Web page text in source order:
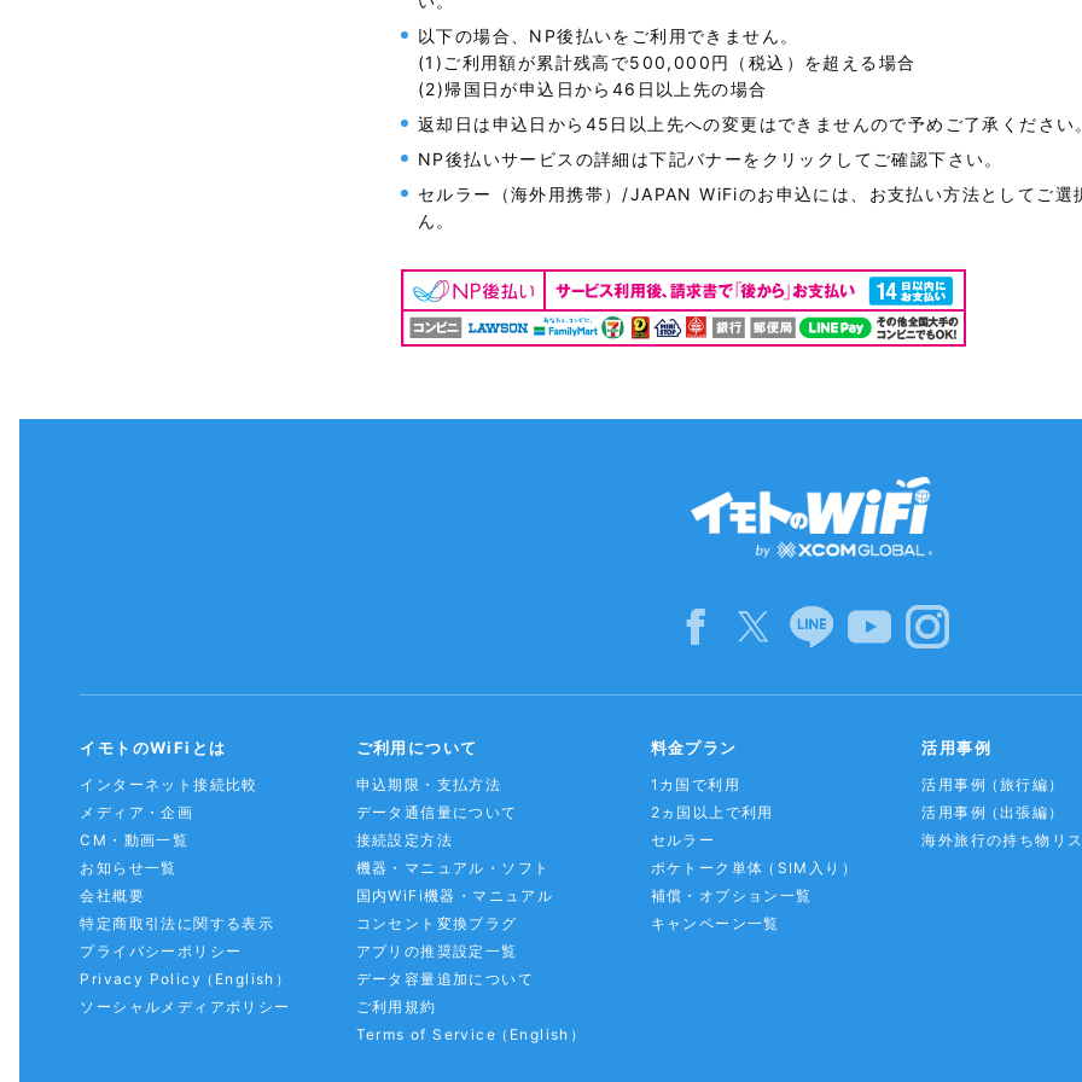
以下の場合、NP後払いをご利用できません。
(1)ご利用額が累計残高で500,000円（税込）を超える場合
(2)帰国日が申込日から46日以上先の場合
返却日は申込日から45日以上先への変更はできませんので予めご了承ください
NP後払いサービスの詳細は下記バナーをクリックしてご確認下さい。
セルラー（海外用携帯）/JAPAN WiFiのお申込には、お支払い方法としてご選
ん。
イモトのWiFiとは
インターネット接続比較
メディア・企画
CM・動画一覧
お知らせ一覧
会社概要
特定商取引法に関する表示
プライバシーポリシー
Privacy Policy（English）
ソーシャルメディアポリシー
ご利用について
申込期限・支払方法
データ通信量について
接続設定方法
機器・マニュアル・ソフト
国内WiFi機器・マニュアル
コンセント変換プラグ
アプリの推奨設定一覧
データ容量追加について
ご利用規約
Terms of Service（English）
料金プラン
1カ国で利用
2ヵ国以上で利用
セルラー
ポケトーク単体（SIM入り）
補償・オプション一覧
キャンペーン一覧
活用事例
活用事例（旅行編）
活用事例（出張編）
海外旅行の持ち物リス